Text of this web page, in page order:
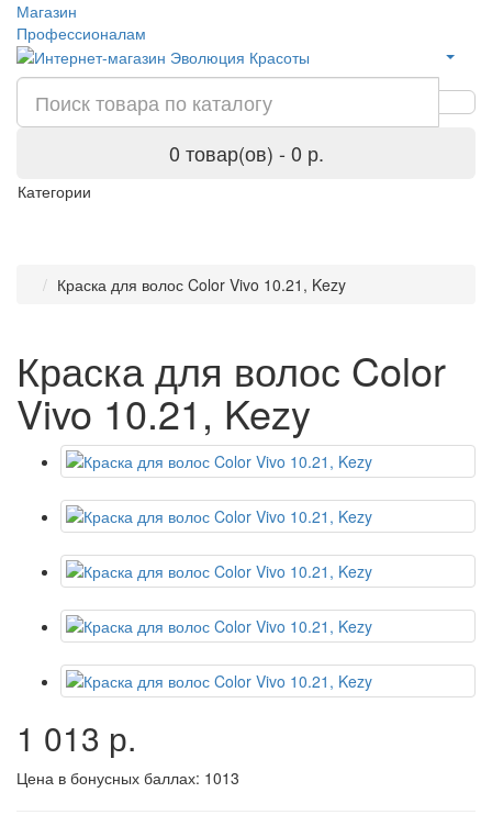
Магазин
Профессионалам
0 товар(ов) - 0 р.
Категории
Краска для волос Color Vivo 10.21, Kezy
Краска для волос Color
Vivo 10.21, Kezy
1 013 р.
Цена в бонусных баллах: 1013